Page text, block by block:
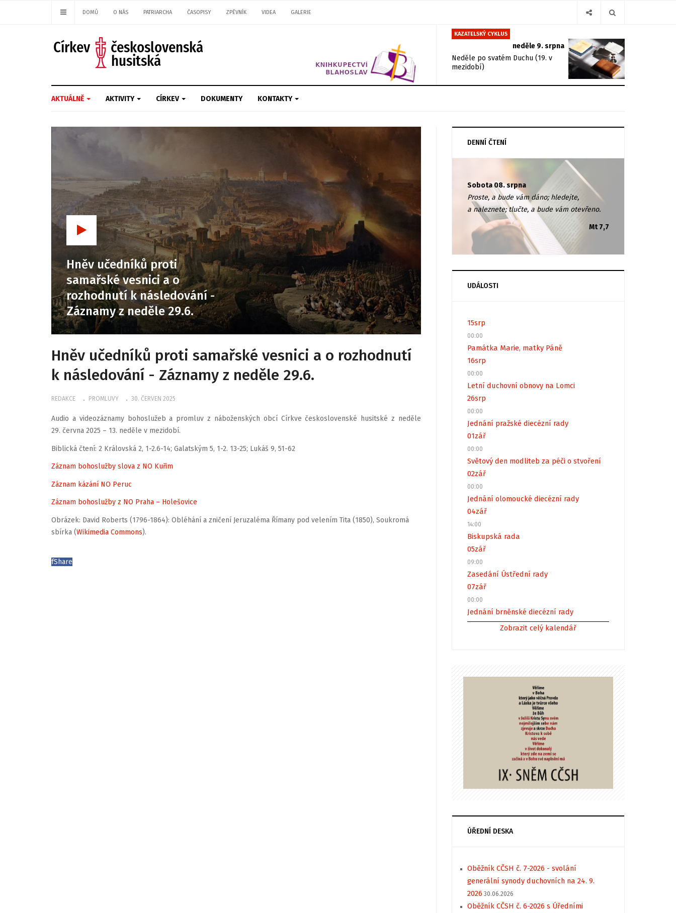
DOMŮ O NÁS PATRIARCHA ČASOPISY ZPĚVNÍK VIDEA GALERIE
KAZATELSKÝ CYKLUS
neděle 9. srpna
Neděle po svatém Duchu (19. v
mezidobí)
AKTUÁLNĚ AKTIVITY CÍRKEV DOKUMENTY KONTAKTY
Hněv učedníků proti
samařské vesnici a o
rozhodnutí k následování -
Záznamy z neděle 29.6.
Hněv učedníků proti samařské vesnici a o rozhodnutí
k následování - Záznamy z neděle 29.6.
REDAKCE PROMLUVY 30. ČERVEN 2025
Audio a videozáznamy bohoslužeb a promluv z náboženských obcí Církve československé husitské z neděle
29. června 2025 – 13. neděle v mezidobí.
Biblická čtení: 2 Královská 2, 1-2.6-14; Galatským 5, 1-2. 13-25; Lukáš 9, 51-62
Záznam bohoslužby slova z NO Kuřim
Záznam kázání NO Peruc
Záznam bohoslužby z NO Praha – Holešovice
Obrázek: David Roberts (1796-1864): Obléhání a zničení Jeruzaléma Římany pod velením Tita (1850), Soukromá
sbírka (Wikimedia Commons).
fShare
DENNÍ ČTENÍ
Sobota 08. srpna
Proste, a bude vám dáno; hledejte,
a naleznete; tlučte, a bude vám otevřeno.
Mt 7,7
UDÁLOSTI
15srp
00:00
Památka Marie, matky Páně
16srp
00:00
Letní duchovní obnovy na Lomci
26srp
00:00
Jednání pražské diecézní rady
01zář
00:00
Světový den modliteb za péči o stvoření
02zář
00:00
Jednání olomoucké diecézní rady
04zář
14:00
Biskupská rada
05zář
09:00
Zasedání Ústřední rady
07zář
00:00
Jednání brněnské diecézní rady
Zobrazit celý kalendář
ÚŘEDNÍ DESKA
Oběžník CČSH č. 7-2026 - svolání
generální synody duchovních na 24. 9.
2026 30.06.2026
Oběžník CČSH č. 6-2026 s Úředními